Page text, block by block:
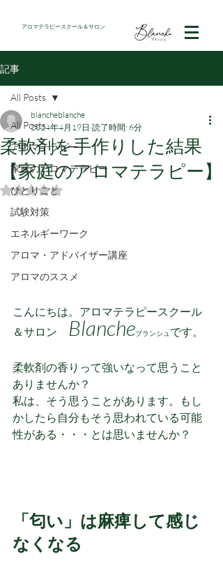
アロマテラピースクール＆サロン
記事
All Posts
アロマテラピー
家庭のアロマテラピー
ひとりごと
試験対策
エネルギーワーク
アロマ・アドバイザー講座
アロマのススメ
All Posts
柔軟剤を手作りした結果
【家庭のアロマテラピー】
blancheblanche
2024年4月19日 読了時間: 6分
5つ星のうちNaNと評価されています。
こんにちは。アロマテラピースクール
＆サロン Blancheブランシュです。
柔軟剤の香りって強いなって思うこと
ありませんか？
私は、そう思うことがあります。もし
かしたら自分もそう思われている可能
性がある・・・とは思いませんか？
「匂い」は麻痺して感じ
なくなる